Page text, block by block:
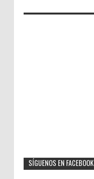
SÍGUENOS EN FACEBOOK